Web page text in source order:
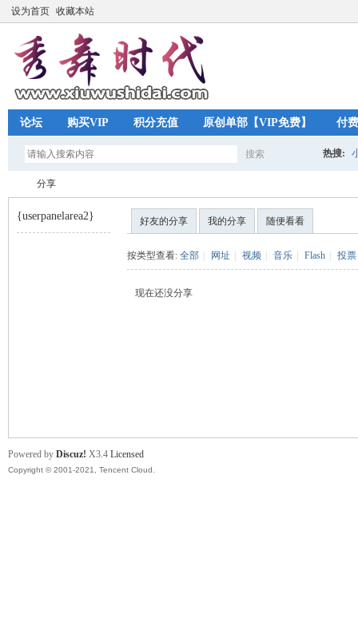
设为首页 收藏本站
论坛 购买VIP 积分充值 原创单部【VIP免费】 付
搜索 热搜:
分享
{userpanelarea2} 好友的分享 我的分享 随便看看
按类型查看: 全部 网址 视频 音乐 Flash 投票
现在还没分享
Powered by Discuz! X3.4 Licensed
Copyright © 2001-2021, Tencent Cloud.